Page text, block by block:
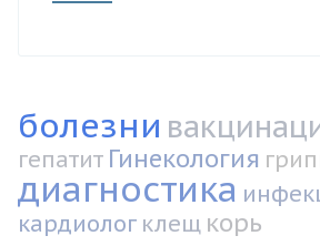
болезни
гепатит Гинекология
диагностика
кардиолог клещ корь